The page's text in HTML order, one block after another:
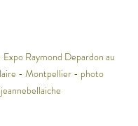
Raymond Depardon au
- Montpellier - photo